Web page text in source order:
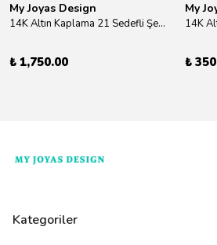
My Joyas Design
14K Altın Kaplama 21 Sedefli Şekiller Kolye 46cm
₺ 1,750.00
My
₺
Kategoriler